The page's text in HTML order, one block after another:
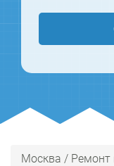
Москва /